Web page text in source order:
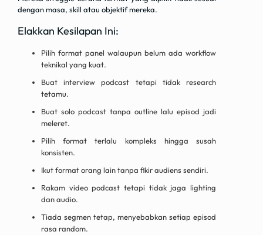
dengan masa, skill atau objektif mereka.
Elakkan Kesilapan Ini:
Pilih format panel walaupun belum ada workflow
teknikal yang kuat.
Buat interview podcast tetapi tidak research
tetamu.
Buat solo podcast tanpa outline lalu episod jadi
meleret.
Pilih format terlalu kompleks hingga susah
konsisten.
Ikut format orang lain tanpa fikir audiens sendiri.
Rakam video podcast tetapi tidak jaga lighting
dan audio.
Tiada segmen tetap, menyebabkan setiap episod
rasa random.